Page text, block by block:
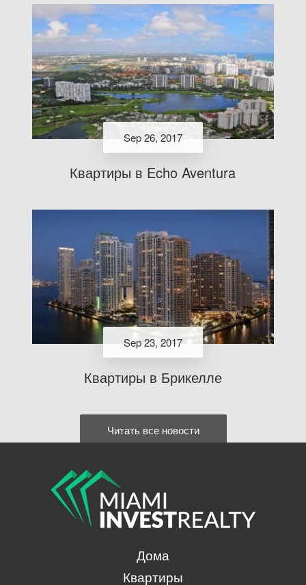
Sep 26, 2017
Квартиры в Echo Aventura
Sep 23, 2017
Квартиры в Брикелле
Читать все новости
Дома
Квартиры